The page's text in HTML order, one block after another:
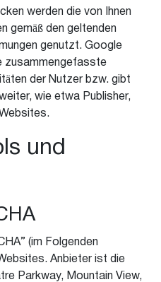
werden die von Ihnen
gemäß den geltenden
genutzt. Google
zusammengefasste
der Nutzer bzw. gibt
wie etwa Publisher,
und
(im Folgenden
Anbieter ist die
Parkway, Mountain View,